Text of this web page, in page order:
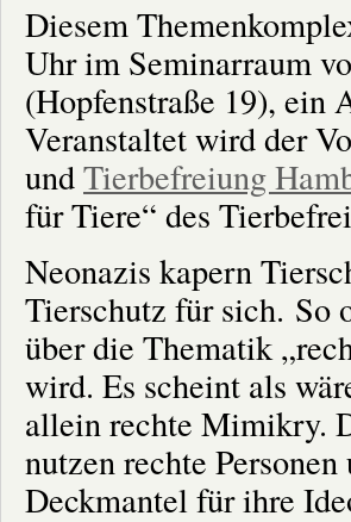
Diesem
Uhr im Seminarraum
(Hopfenstraße 19), ein
Veranstaltet wird der
undTierbefreiung
für Tiere“ des
Neonazis kapern
Tierschutz für sich. So
über die Thematik
wird. Es scheint als
allein rechte Mimikry.
nutzen rechte
Deckmantel für ihre